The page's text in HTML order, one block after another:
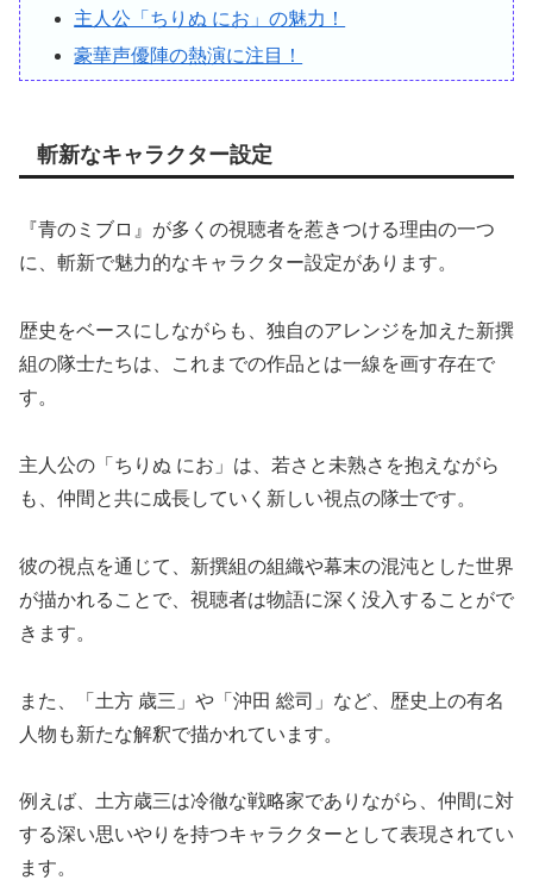
主人公「ちりぬ にお」の魅力！
豪華声優陣の熱演に注目！
斬新なキャラクター設定
『青のミブロ』が多くの視聴者を惹きつける理由の一つ
に、斬新で魅力的なキャラクター設定があります。
歴史をベースにしながらも、独自のアレンジを加えた新撰
組の隊士たちは、これまでの作品とは一線を画す存在で
す。
主人公の「ちりぬ にお」は、若さと未熟さを抱えながら
も、仲間と共に成長していく新しい視点の隊士です。
彼の視点を通じて、新撰組の組織や幕末の混沌とした世界
が描かれることで、視聴者は物語に深く没入することがで
きます。
また、「土方 歳三」や「沖田 総司」など、歴史上の有名
人物も新たな解釈で描かれています。
例えば、土方歳三は冷徹な戦略家でありながら、仲間に対
する深い思いやりを持つキャラクターとして表現されてい
ます。